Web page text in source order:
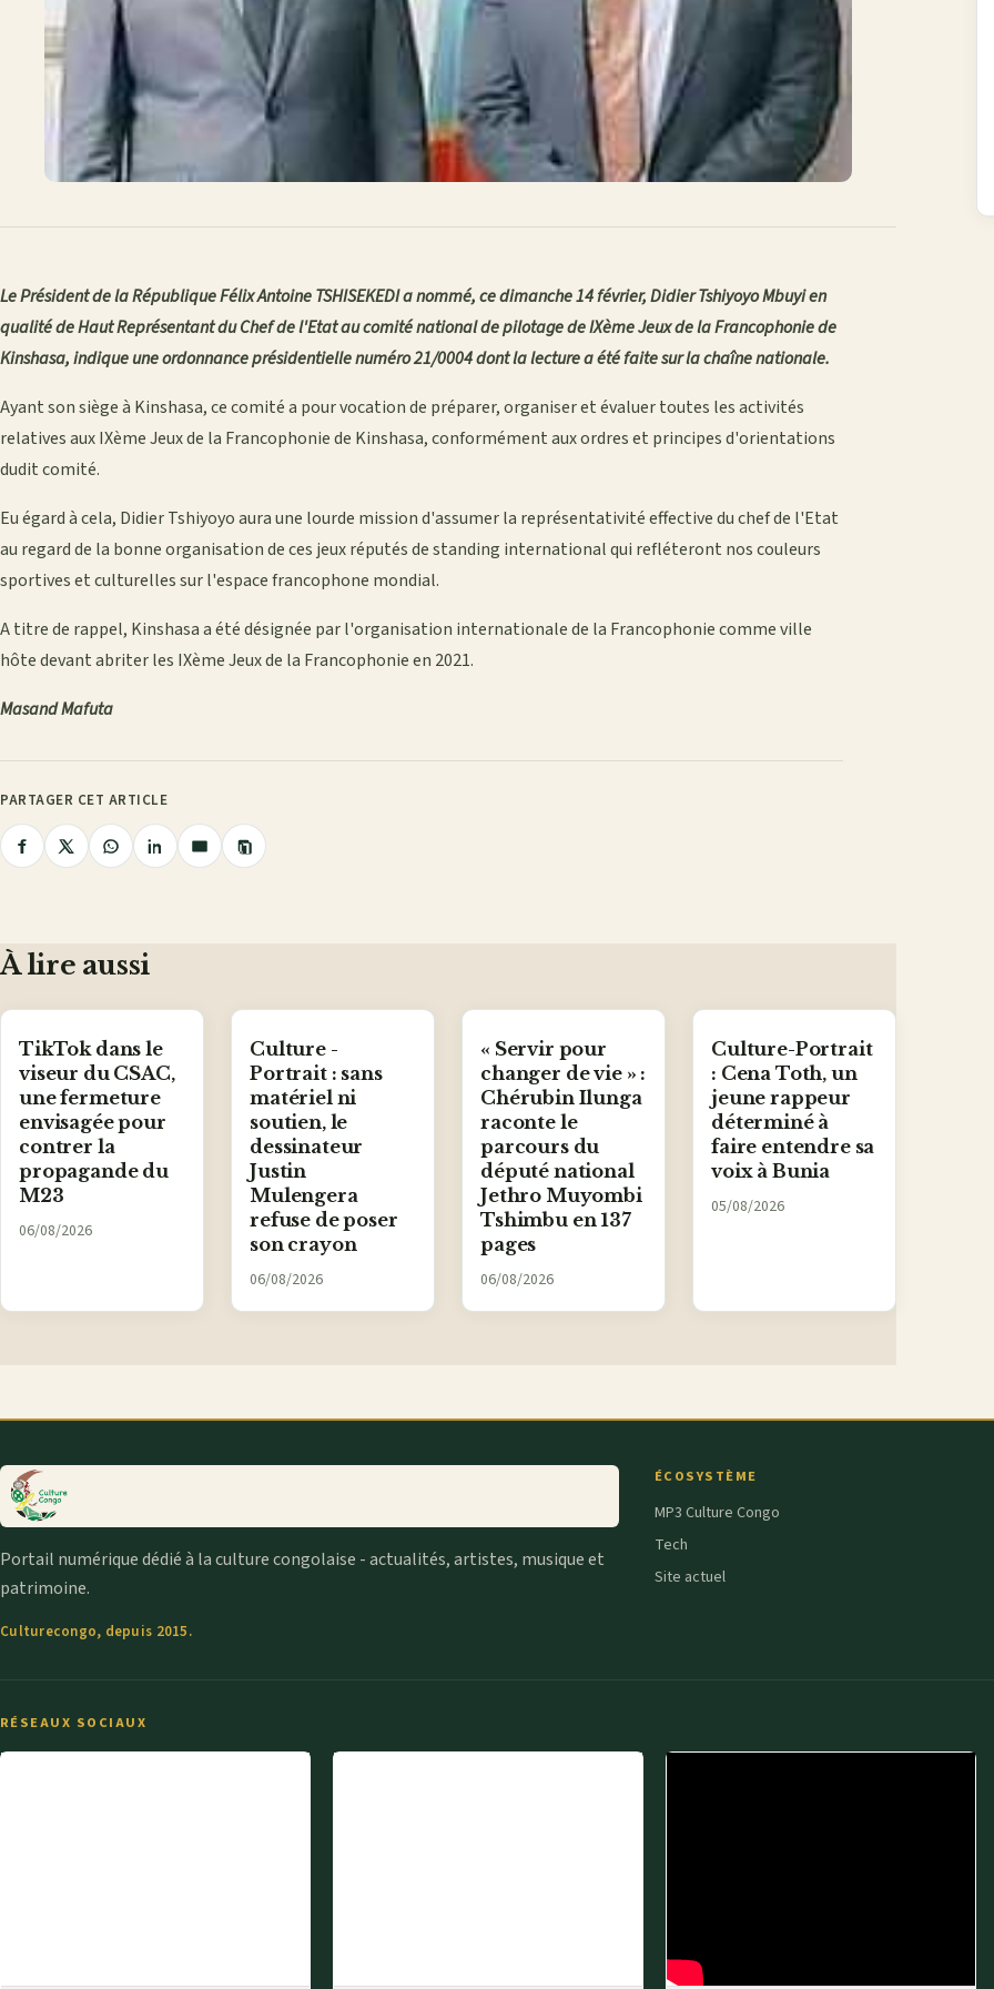
Le Président de la République Félix Antoine TSHISEKEDI a nommé, ce dimanche 14 février, Didier Tshiyoyo Mbuyi en
qualité de Haut Représentant du Chef de l'Etat au comité national de pilotage de IXème Jeux de la Francophonie de
Kinshasa, indique une ordonnance présidentielle numéro 21/0004 dont la lecture a été faite sur la chaîne nationale.
Ayant son siège à Kinshasa, ce comité a pour vocation de préparer, organiser et évaluer toutes les activités
relatives aux IXème Jeux de la Francophonie de Kinshasa, conformément aux ordres et principes d'orientations
dudit comité.
Eu égard à cela, Didier Tshiyoyo aura une lourde mission d'assumer la représentativité effective du chef de l'Etat
au regard de la bonne organisation de ces jeux réputés de standing international qui refléteront nos couleurs
sportives et culturelles sur l'espace francophone mondial.
A titre de rappel, Kinshasa a été désignée par l'organisation internationale de la Francophonie comme ville
hôte devant abriter les IXème Jeux de la Francophonie en 2021.
Masand Mafuta
PARTAGER CET ARTICLE
PartagerPartagerPartagerPartagerPartager
Copier
le
À lire aussi
TikTok dans le
viseur du CSAC,
une fermeture
envisagée pour
contrer la
propagande du
M23
06/08/2026
Culture -
Portrait : sans
matériel ni
soutien, le
dessinateur
Justin
Mulengera
refuse de poser
son crayon
06/08/2026
« Servir pour
changer de vie » :
Chérubin Ilunga
raconte le
parcours du
député national
Jethro Muyombi
Tshimbu en 137
pages
06/08/2026
Culture-Portrait
: Cena Toth, un
jeune rappeur
déterminé à
faire entendre sa
voix à Bunia
05/08/2026
Portail numérique dédié à la culture congolaise - actualités, artistes, musique et
patrimoine.
Culturecongo, depuis 2015.
ÉCOSYSTÈME
MP3 Culture Congo
Tech
Site actuel
RÉSEAUX SOCIAUX